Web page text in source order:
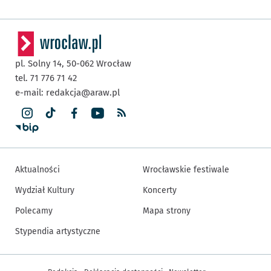
pl. Solny 14, 50-062 Wrocław
tel. 71 776 71 42
e-mail: redakcja@araw.pl
Aktualności
Wydział Kultury
Polecamy
Stypendia artystyczne
Wrocławskie festiwale
Koncerty
Mapa strony
Inne informacje